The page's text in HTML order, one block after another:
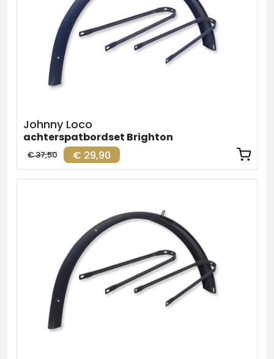
Johnny Loco
achterspatbordset Brighton
€ 29,90
€ 37,50